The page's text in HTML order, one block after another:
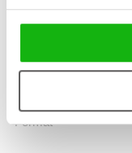
K stiahnutiu
Formát